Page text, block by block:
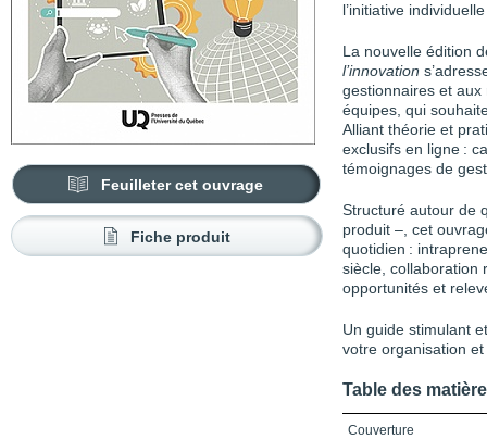
Feuilleter cet ouvrage
Fiche produit
l’initiative
La nouvelle édition
l’innovation
gestionnaires et aux
équipes, qui
Alliant théorie et
exclusifs en ligne :
témoignages de
Structuré autour de
produit –, cet
quotidien :
siècle, collaboration
opportunités et
Un guide stimulant
votre organisation
Table des
Couverture